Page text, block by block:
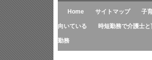
Home サイトマップ 子
向いている 時短勤務で介護士
勤務